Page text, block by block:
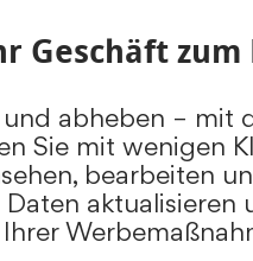
Geschäft zum
abheben – mit
Sie mit wenigen
bearbeiten
aktualisieren